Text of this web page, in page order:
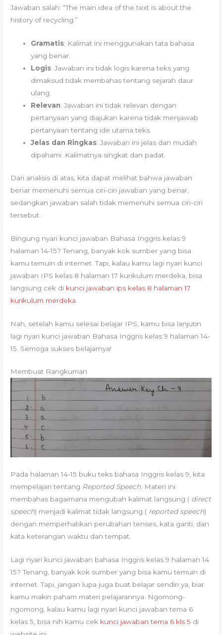
Jawaban salah: “The main idea of the text is about the
history of recycling.”
Gramatis: Kalimat ini menggunakan tata bahasa
yang benar.
Logis: Jawaban ini tidak logis karena teks yang
dimaksud tidak membahas tentang sejarah daur
ulang.
Relevan: Jawaban ini tidak relevan dengan
pertanyaan yang diajukan karena tidak menjawab
pertanyaan tentang ide utama teks.
Jelas dan Ringkas: Jawaban ini jelas dan mudah
dipahami. Kalimatnya singkat dan padat.
Dari analisis di atas, kita dapat melihat bahwa jawaban
benar memenuhi semua ciri-ciri jawaban yang benar,
sedangkan jawaban salah tidak memenuhi semua ciri-ciri
tersebut.
Bingung nyari kunci jawaban Bahasa Inggris kelas 9
halaman 14-15? Tenang, banyak kok sumber yang bisa
kamu temuin di internet. Tapi, kalau kamu lagi nyari kunci
jawaban IPS kelas 8 halaman 17 kurikulum merdeka, bisa
langsung cek di kunci jawaban ips kelas 8 halaman 17
kurikulum merdeka
Nah, setelah kamu selesai belajar IPS, kamu bisa lanjutin
lagi nyari kunci jawaban Bahasa Inggris kelas 9 halaman 14-
15. Semoga sukses belajarnya!
Membuat Rangkuman
Pada halaman 14-15 buku teks bahasa Inggris kelas 9, kita
mempelajari tentang Reported Speech. Materi ini
membahas bagaimana mengubah kalimat langsung ( direct
speech) menjadi kalimat tidak langsung ( reported speech)
dengan memperhatikan perubahan tenses, kata ganti, dan
kata keterangan waktu dan tempat.
Lagi nyari kunci jawaban bahasa Inggris kelas 9 halaman 14
15? Tenang, banyak kok sumber yang bisa kamu temuin di
internet. Tapi, jangan lupa juga buat belajar sendiri ya, biar
kamu makin paham materi pelajarannya. Ngomong-
ngomong, kalau kamu lagi nyari kunci jawaban tema 6
kelas 5, bisa nih kamu cek kunci jawaban tema 6 kls 5 di